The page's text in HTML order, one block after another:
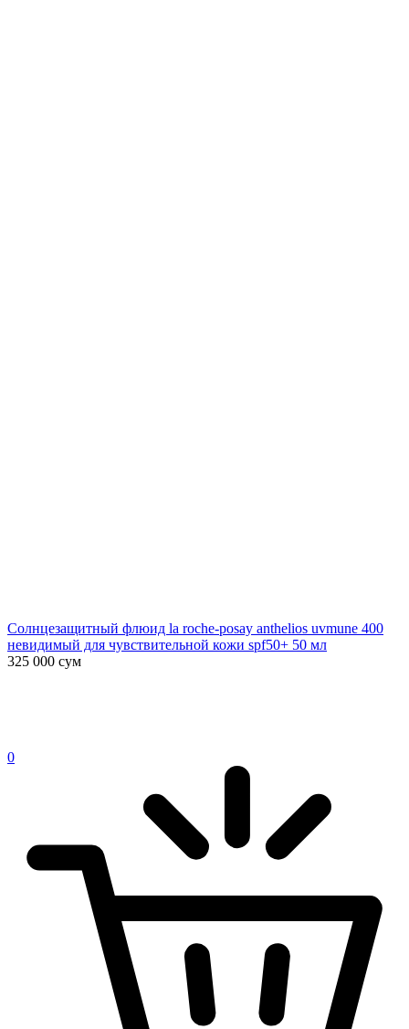
Солнцезащитный флюид la roche-posay anthelios uvmune 400
невидимый для чувствительной кожи spf50+ 50 мл
325 000 сум
0